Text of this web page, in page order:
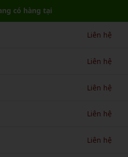
có hàng tại
Liên hệ
Liên hệ
Liên hệ
Liên hệ
Liên hệ